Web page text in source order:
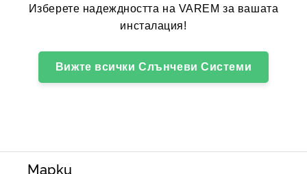
Изберете надеждността на VAREM за вашата
инсталация!
Вижте всички Слънчеви Системи
Марки